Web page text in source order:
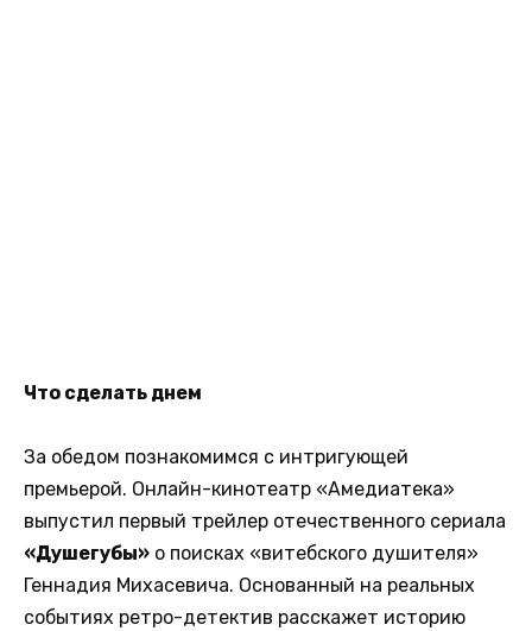
Что сделать днем
За обедом познакомимся с интригующей
премьерой. Онлайн-кинотеатр «Амедиатека»
выпустил первый трейлер отечественного сериала
«Душегубы» о поисках «витебского душителя»
Геннадия Михасевича. Основанный на реальных
событиях ретро-детектив расскажет историю